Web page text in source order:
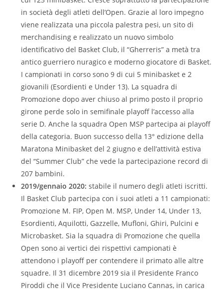
in società degli atleti dell’Open. Grazie al loro impegno
viene realizzata una piccola palestra pesi, un sito di
merchandising e realizzato un nuovo simbolo
identificativo del Basket Club, il “Gherreris” a metà tra
antico guerriero nuragico e moderno giocatore di Basket.
I campionati in corso sono 9 di cui 5 minibasket e 2
giovanili (Esordienti e Under 13). La squadra di
Promozione dopo aver chiuso al primo posto il proprio
girone perde solo in semifinale playoff l’accesso alla
serie D. Anche la squadra Open MSP partecipa ai playoff
della categoria. Buon successo della 13° edizione della
Maratona Minibasket del 2 giugno e dell’attività estiva
del “Summer Club” che vede la partecipazione record di
207 bambini.
2019/gennaio 2020: stabile il numero degli atleti iscritti.
Il Basket Club partecipa con i suoi atleti a 11 campionati:
Promozione M. FIP, Open M. MSP, Under 14, Under 13,
Esordienti, Aquilotti, Gazzelle, Mufloni, Ghiri, Pulcini e
Microbasket. Sia la squadra di Promozione che quella
Open sono ai vertici dei rispettivi campionati è
attendono i playoff per contendere il primato alle altre
squadre. Il 31 dicembre 2019 sia il Presidente Franco
Piroddi che il Vice Presidente Luciano Cannas, in carica